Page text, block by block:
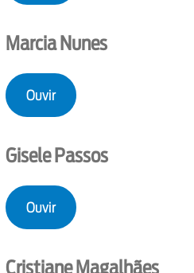
Marcia Nunes
Ouvir
Gisele Passos
Ouvir
Cristiane Magalhães